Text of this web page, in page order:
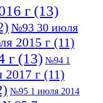
г (13)
№93 30 июля
2015 г (11)
г (13) №94 1
г (11)
№95 1 июля 2014